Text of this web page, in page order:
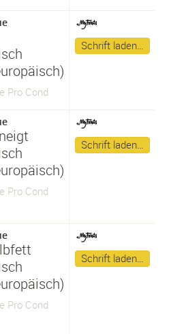
Pro Cond
Schrift laden…
Pro Cond
Schrift laden…
Pro Cond
Schrift laden…